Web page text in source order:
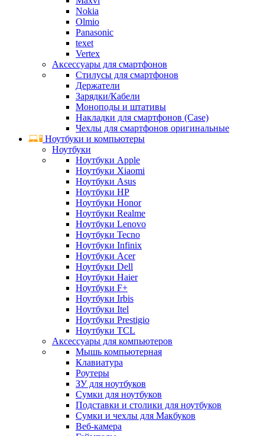
Nokia
Olmio
Panasonic
texet
Vertex
Аксессуары для смартфонов
Стилусы для смартфонов
Держатели
Зарядки/Кабели
Моноподы и штативы
Накладки для смартфонов (Case)
Чехлы для смартфонов оригинальные
Ноутбуки и компьютеры
Ноутбуки
Ноутбуки Apple
Ноутбуки Xiaomi
Ноутбуки Asus
Ноутбуки HP
Ноутбуки Honor
Ноутбуки Realme
Ноутбуки Lenovo
Ноутбуки Tecno
Ноутбуки Infinix
Ноутбуки Acer
Ноутбуки Dell
Ноутбуки Haier
Ноутбуки F+
Ноутбуки Irbis
Ноутбуки Itel
Ноутбуки Prestigio
Ноутбуки TCL
Аксессуары для компьютеров
Мышь компьютерная
Клавиатура
Роутеры
ЗУ для ноутбуков
Сумки для ноутбуков
Подставки и столики для ноутбуков
Сумки и чехлы для Макбуков
Веб-камера